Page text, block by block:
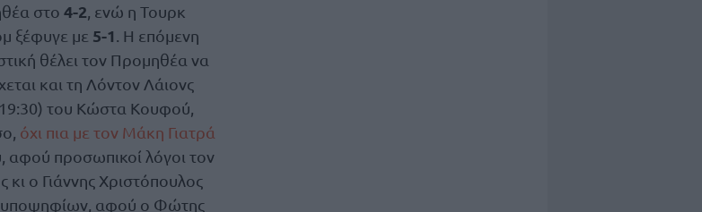
στο 4-2 , ενώ η Τουρκ
ξέφυγε με 5-1 . Η επόμενη
θέλει τον Προμηθέα να
και τη Λόντον Λάιονς
του Κώστα Κουφού,
όχι πια με τον Μάκη Γιατρά
αφού προσωπικοί λόγοι τον
ο Γιάννης Χριστόπουλος
υποψηφίων, αφού ο Φώτης